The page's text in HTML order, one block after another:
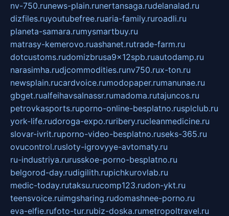
nv-750.runews-plain.runertansaga.rudelanalad.ru
dizfiles.ruyoutubefree.ruaria-family.ruroadli.ru
planeta-samara.rumysmartbuy.ru
matrasy-kemerovo.ruashanet.rutrade-farm.ru
dotcustoms.rudomizbrusa9x12spb.ruautodamp.ru
narasimha.rudjcommodities.runv750.rux-ton.ru
newsplain.rucardvoice.rumodopaper.rumanunae.ru
gbget.rualfeihavsalnassr.rumadoma.rutajuncos.ru
petrovkasports.ruporno-online-besplatno.rusplclub.ru
york-life.rudoroga-expo.ruribery.rucleanmedicine.ru
slovar-ivrit.ruporno-video-besplatno.ruseks-365.ru
ovucontrol.rusloty-igrovyye-avtomaty.ru
ru-industriya.rurusskoe-porno-besplatno.ru
belgorod-day.rudigilith.rupichkurovlab.ru
medic-today.rutaksu.rucomp123.rudon-ykt.ru
teensvoice.ruimgsharing.rudomashnee-porno.ru
eva-elfie.rufoto-tur.rubiz-doska.rumetropoltravel.ru